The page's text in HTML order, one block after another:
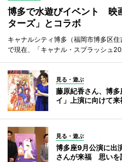
博多で水遊びイベント 映
ターズ」とコラボ
キャナルシティ博多（福岡市博多区
で現在、「キャナル・スプラッシュ
見る・遊ぶ
藤原紀香さん、博
イ」上演に向けて来
見る・遊ぶ
博多座9月公演に出
さんが来福 思いを